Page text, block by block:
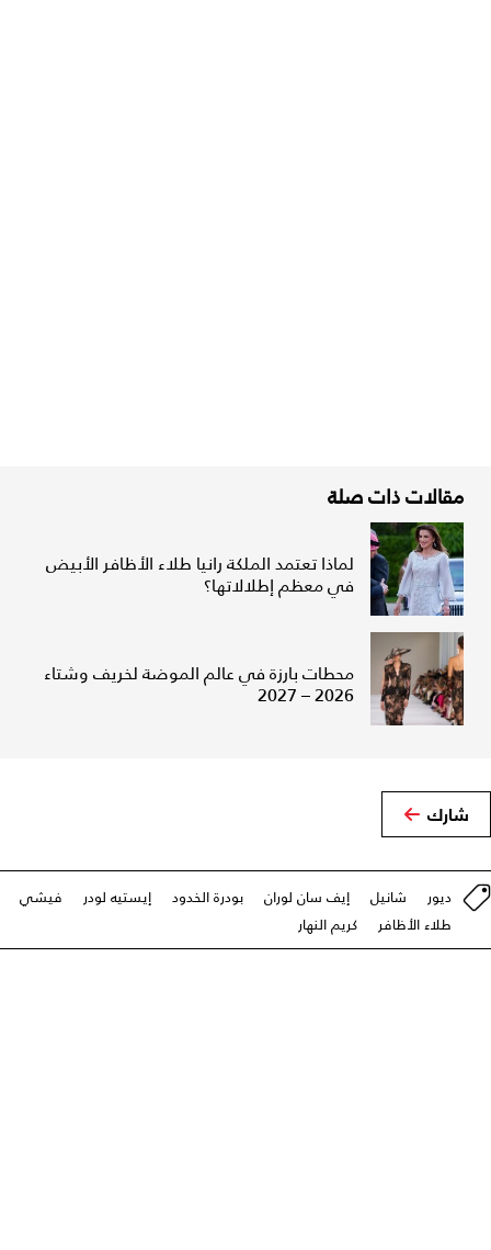
مقالات ذات صلة
لماذا تعتمد الملكة رانيا طلاء الأظافر الأبيض
في معظم إطلالاتها؟
محطات بارزة في عالم الموضة لخريف وشتاء
2026 – 2027
شارك
ديور شانيل إيف سان لوران بودرة الخدود إيستيه لودر
فيشي
طلاء الأظافر
كريم النهار